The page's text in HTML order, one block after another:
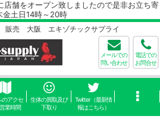
ープン致しましたので是非お立ち寄
日14時～20時
販売 大阪 エキゾチックサプライ
メールでの
問い合わせ
電話での
お問合せ
のアクセ
業時間
生体の買取及び
下取り
Twitter（最新情
報はこちら）